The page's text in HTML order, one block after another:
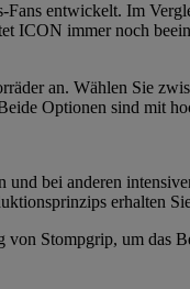
entwickelt. Im
ICON immer noch
an. Wählen Sie
Optionen sind mit
bei anderen
erhalten
Stompgrip, um das